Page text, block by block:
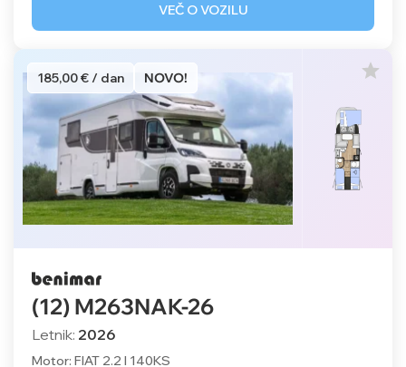
VEČ O VOZILU
185,00 € / dan NOVO!
(12) M263NAK-26
Letnik: 2026
Motor: FIAT 2.2 l 140KS